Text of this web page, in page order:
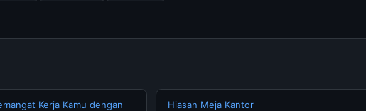
Kerja Kamu dengan
Hiasan Meja Kantor